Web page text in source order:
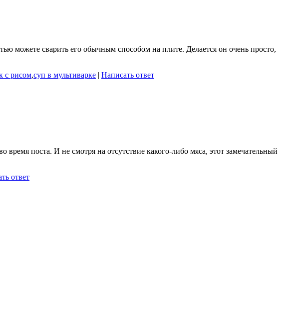
можете сварить его обычным способом на плите. Делается он очень просто,
с рисом,суп в мультиварке | Написать ответ
поста. И не смотря на отсутствие какого-либо мяса, этот замечательный
ответ